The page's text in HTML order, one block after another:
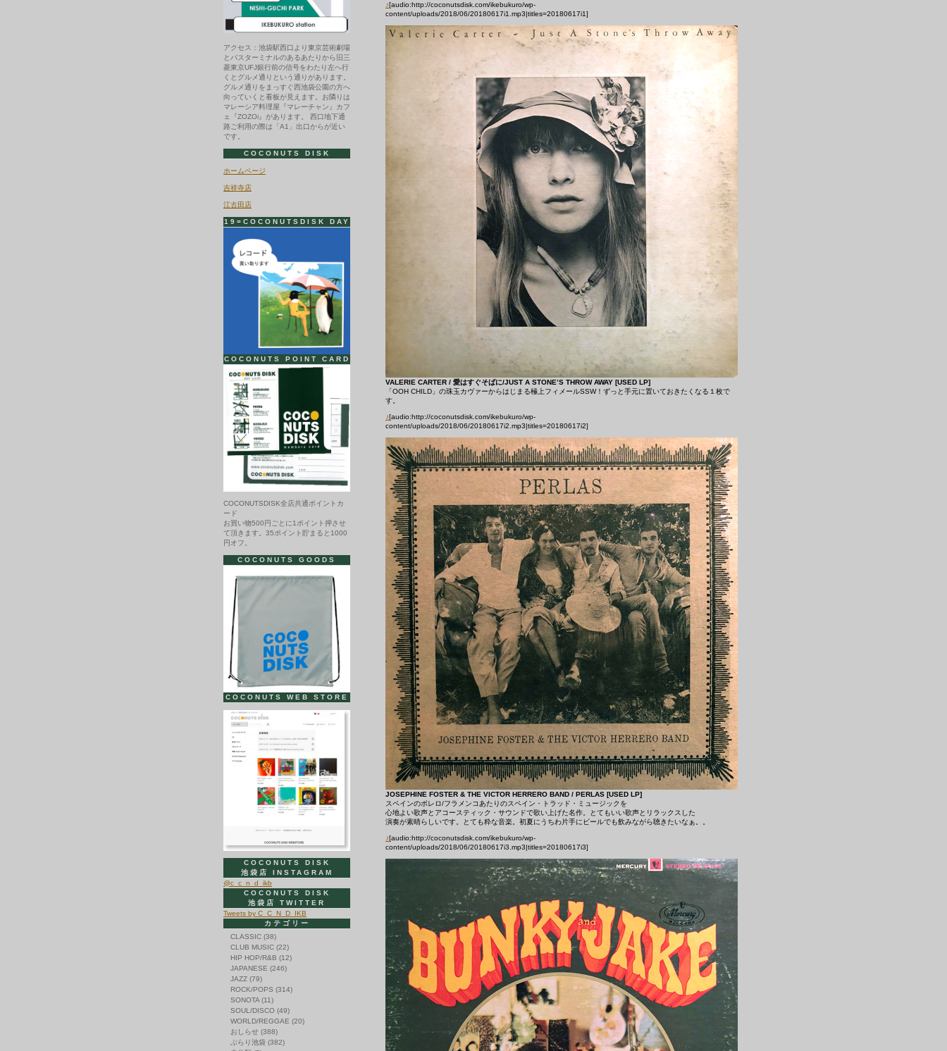
♪[audio:http://coconutsdisk.com/ikebukuro/wp-
content/uploads/2018/06/20180617i1.mp3|titles=20180617i1]
VALERIE CARTER / 愛はすぐそばに/JUST A STONE’S THROW AWAY [USED LP]
「OOH CHILD」の珠玉カヴァーからはじまる極上フィメールSSW！ずっと手元に置いておきたくなる１枚で
す。
♪[audio:http://coconutsdisk.com/ikebukuro/wp-
content/uploads/2018/06/20180617i2.mp3|titles=20180617i2]
JOSEPHINE FOSTER & THE VICTOR HERRERO BAND / PERLAS [USED LP]
スペインのボレロ/フラメンコあたりのスペイン・トラッド・ミュージックを
心地よい歌声とアコースティック・サウンドで歌い上げた名作。とてもいい歌声とリラックスした
演奏が素晴らしいです。とても粋な音楽。初夏にうちわ片手にビールでも飲みながら聴きたいなぁ。。
♪[audio:http://coconutsdisk.com/ikebukuro/wp-
content/uploads/2018/06/20180617i3.mp3|titles=20180617i3]
アクセス：池袋駅西口より東京芸術劇場
とバスターミナルのあるあたりから旧三
菱東京UFJ銀行前の信号をわたり左へ行
くとグルメ通りという通りがあります。
グルメ通りをまっすぐ西池袋公園の方へ
向っていくと看板が見えます。お隣りは
マレーシア料理屋『マレーチャン』カフ
ェ『ZOZOi』があります。 西口地下通
路ご利用の際は「A1」出口からが近い
です。
COCONUTS DISK
ホームページ
吉祥寺店
江古田店
19=COCONUTSDISK DAY
COCONUTS POINT CARD
COCONUTSDISK全店共通ポイントカ
ード
お買い物500円ごとに1ポイント押させ
て頂きます。35ポイント貯まると1000
円オフ。
COCONUTS GOODS
COCONUTS WEB STORE
COCONUTS DISK
池袋店 INSTAGRAM
@c_c_n_d_ikb
COCONUTS DISK
池袋店 TWITTER
Tweets by C_C_N_D_IKB
カテゴリー
CLASSIC (38)
CLUB MUSIC (22)
HIP HOP/R&B (12)
JAPANESE (246)
JAZZ (79)
ROCK/POPS (314)
SONOTA (11)
SOUL/DISCO (49)
WORLD/REGGAE (20)
おしらせ (388)
ぶらり池袋 (382)